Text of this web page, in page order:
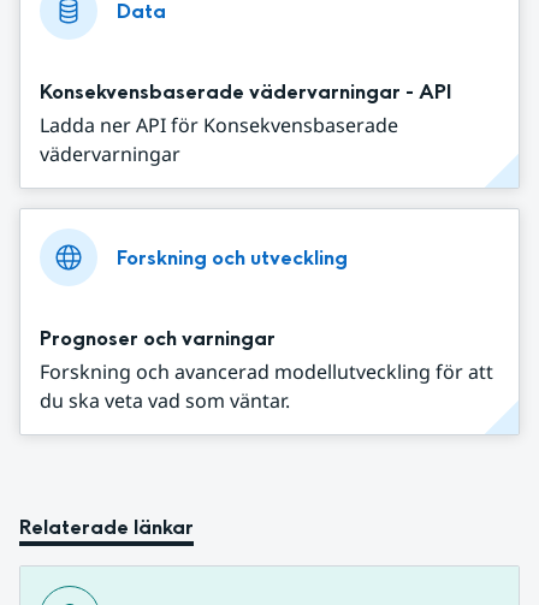
Data
Konsekvensbaserade vädervarningar - API
Ladda ner API för Konsekvensbaserade
vädervarningar
Forskning och utveckling
Prognoser och varningar
Forskning och avancerad modellutveckling för att
du ska veta vad som väntar.
Relaterade länkar